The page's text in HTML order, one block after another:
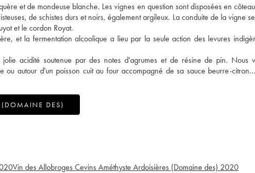
et de mondeuse blanche. Les vignes en question sont disposées en
de schistes durs et noirs, également argileux. La conduite de la vigne
et le cordon Royat.
et la fermentation alcoolique a lieu par la seule action des levures
acidité soutenue par des notes d'agrumes et de résine de pin. Nous
autour d'un poisson cuit au four accompagné de sa sauce beurre-
(DOMAINE DES)
Vin des Allobroges Cevins Améthyste Ardoisières (Domaine des) 2020